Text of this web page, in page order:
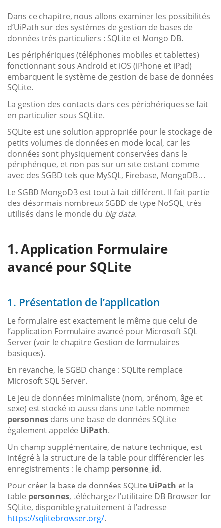
Dans ce chapitre, nous allons examiner les possibilités
d’UiPath sur des systèmes de gestion de bases de
données très particuliers : SQLite et Mongo DB.
Les périphériques (téléphones mobiles et tablettes)
fonctionnant sous Android et iOS (iPhone et iPad)
embarquent le système de gestion de base de données
SQLite.
La gestion des contacts dans ces périphériques se fait
en particulier sous SQLite.
SQLite est une solution appropriée pour le stockage de
petits volumes de données en mode local, car les
données sont physiquement conservées dans le
périphérique, et non pas sur un site distant comme
avec des SGBD tels que MySQL, Firebase, MongoDB…
Le SGBD MongoDB est tout à fait différent. Il fait partie
des désormais nombreux SGBD de type NoSQL, très
utilisés dans le monde du big data.
Application Formulaire
avancé pour SQLite
1. Présentation de l’application
Le formulaire est exactement le même que celui de
l’application Formulaire avancé pour Microsoft SQL
Server (voir le chapitre Gestion de formulaires
basiques).
En revanche, le SGBD change : SQLite remplace
Microsoft SQL Server.
Le jeu de données minimaliste (nom, prénom, âge et
sexe) est stocké ici aussi dans une table nommée
personnes dans une base de données SQLite
également appelée UiPath.
Un champ supplémentaire, de nature technique, est
intégré à la structure de la table pour différencier les
enregistrements : le champ personne_id.
Pour créer la base de données SQLite UiPath et la
table personnes, téléchargez l’utilitaire DB Browser for
SQLite, disponible gratuitement à l’adresse
https://sqlitebrowser.org/.